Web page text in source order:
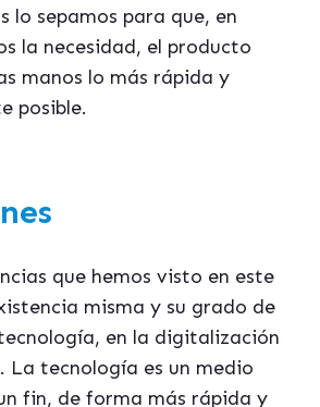
lo sepamos para que, en
la necesidad, el producto
manos lo más rápida y
posible.
que hemos visto en este
misma y su grado de
en la digitalización
La tecnología es un medio
fin, de forma más rápida y